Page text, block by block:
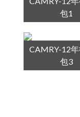
包1
CAMRY-12
包3